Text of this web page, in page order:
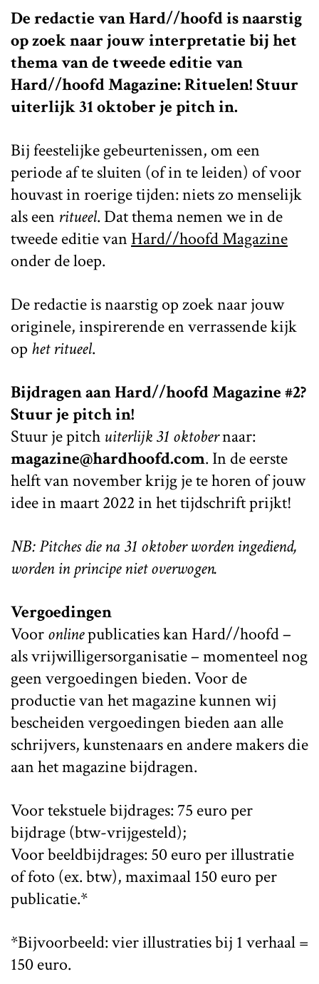
De redactie van Hard//hoofd is naarstig
op zoek naar jouw interpretatie bij het
thema van de tweede editie van
Hard//hoofd Magazine: Rituelen! Stuur
uiterlijk 31 oktober je pitch in.
Bij feestelijke gebeurtenissen, om een
periode af te sluiten (of in te leiden) of voor
houvast in roerige tijden: niets zo menselijk
als een ritueel. Dat thema nemen we in de
tweede editie vanHard//hoofd Magazine
onder de loep.
De redactie is naarstig op zoek naar jouw
originele, inspirerende en verrassende kijk
op het ritueel.
Bijdragen aan Hard//hoofd Magazine #2?
Stuur je pitch in!
Stuur je pitch uiterlijk 31 oktobernaar:
magazine@hardhoofd.com. In de eerste
helft van november krijg je te horen of jouw
idee in maart 2022 in het tijdschrift prijkt!
NB: Pitches die na 31 oktober worden ingediend,
worden in principe niet overwogen.
Vergoedingen
Vooronlinepublicaties kan Hard//hoofd –
als vrijwilligersorganisatie – momenteel nog
geen vergoedingen bieden. Voor de
productie van het magazine kunnen wij
bescheiden vergoedingen bieden aan alle
schrijvers, kunstenaars en andere makers die
aan het magazine bijdragen.
Voor tekstuele bijdrages: 75 euro per
bijdrage (btw-vrijgesteld);
Voor beeldbijdrages: 50 euro per illustratie
of foto (ex. btw), maximaal 150 euro per
publicatie.*
*Bijvoorbeeld: vier illustraties bij 1 verhaal =
150 euro.